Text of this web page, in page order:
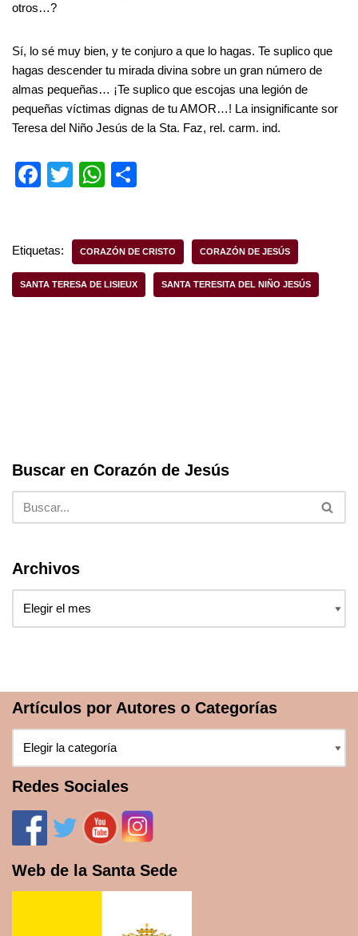
otros…?
Sí, lo sé muy bien, y te conjuro a que lo hagas. Te suplico que
hagas descender tu mirada divina sobre un gran número de
almas pequeñas… ¡Te suplico que escojas una legión de
pequeñas víctimas dignas de tu AMOR…! La insignificante sor
Teresa del Niño Jesús de la Sta. Faz, rel. carm. ind.
F
e
b
o
T
er
W
s
A
p
e
Etiquetas: CORAZÓN DE CRISTO CORAZÓN DE JESÚS
SANTA TERESA DE LISIEUX SANTA TERESITA DEL NIÑO JESÚS
Buscar en Corazón de Jesús
Archivos
Artículos por Autores o Categorías
Redes Sociales
Web de la Santa Sede